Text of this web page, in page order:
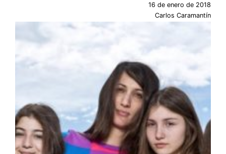
16 de enero de 2018
Carlos Caramantín